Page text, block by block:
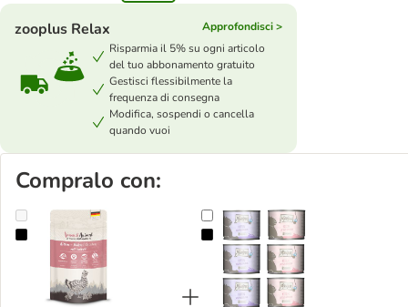
zooplus Relax
Approfondisci >
Risparmia il 5% su ogni articolo
del tuo abbonamento gratuito
Gestisci flessibilmente la
frequenza di consegna
Modifica, sospendi o cancella
quando vuoi
Compralo con:
Venandi Animal Kitten Pollo con Olio di Salmone 12 x 125 g umido
Set prova! MjAMjAM Kitten 6 x